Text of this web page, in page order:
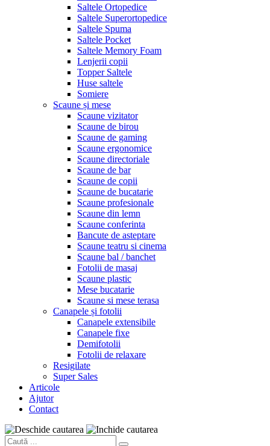
Saltele Ortopedice
Saltele Superortopedice
Saltele Spuma
Saltele Pocket
Saltele Memory Foam
Lenjerii copii
Topper Saltele
Huse saltele
Somiere
Scaune și mese
Scaune vizitator
Scaune de birou
Scaune de gaming
Scaune ergonomice
Scaune directoriale
Scaune de bar
Scaune de copii
Scaune de bucatarie
Scaune profesionale
Scaune din lemn
Scaune conferinta
Bancute de asteptare
Scaune teatru si cinema
Scaune bal / banchet
Fotolii de masaj
Scaune plastic
Mese bucatarie
Scaune si mese terasa
Canapele și fotolii
Canapele extensibile
Canapele fixe
Demifotolii
Fotolii de relaxare
Resigilate
Super Sales
Articole
Ajutor
Contact